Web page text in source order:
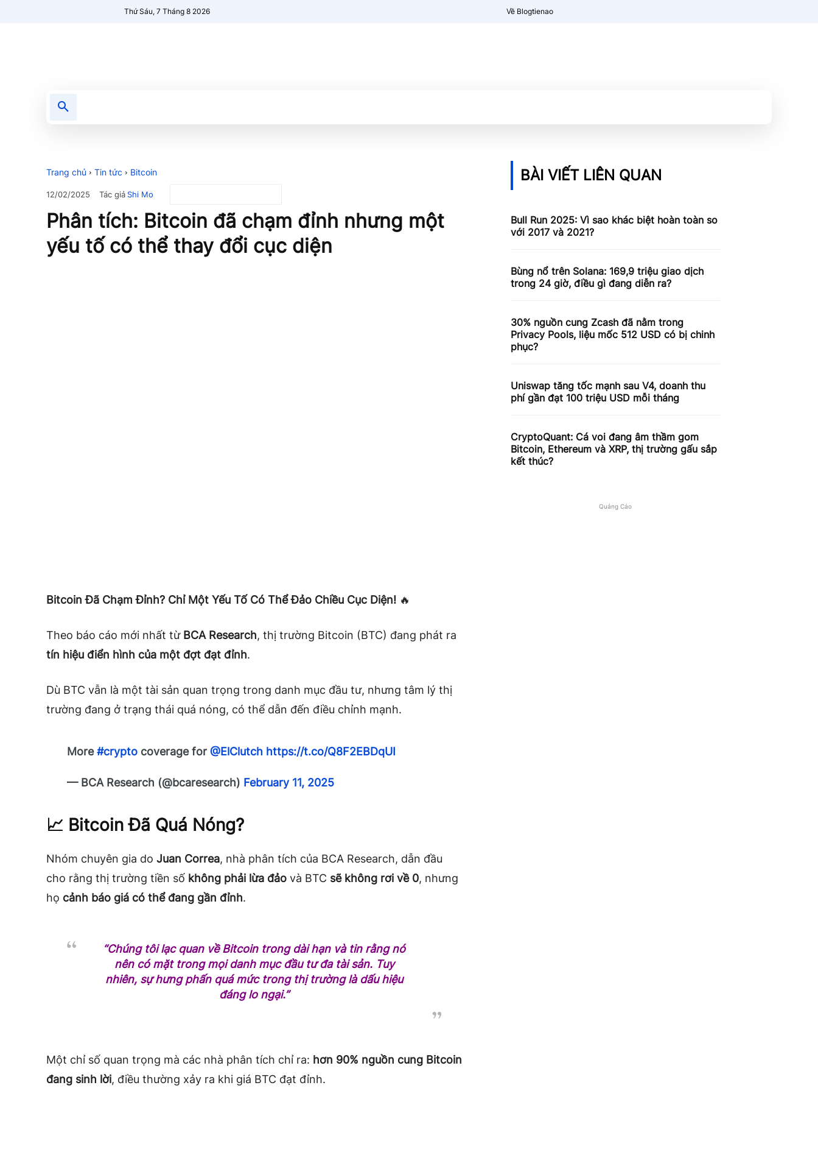
Thứ Sáu, 7 Tháng 8 2026 Về Blogtienao
Trang chủ Tin tức Bitcoin
12/02/2025 Tác giảShi Mo
Phân tích: Bitcoin đã chạm đỉnh nhưng một
yếu tố có thể thay đổi cục diện
Bitcoin Đã Chạm Đỉnh? Chỉ Một Yếu Tố Có Thể Đảo Chiều Cục Diện! 🔥
Theo báo cáo mới nhất từ BCA Research, thị trường Bitcoin (BTC) đang phát ra
tín hiệu điển hình của một đợt đạt đỉnh.
Dù BTC vẫn là một tài sản quan trọng trong danh mục đầu tư, nhưng tâm lý thị
trường đang ở trạng thái quá nóng, có thể dẫn đến điều chỉnh mạnh.
More#crypto coverage for @ElClutch https://t.co/Q8F2EBDqUI
— BCA Research (@bcaresearch) February 11, 2025
📈 Bitcoin Đã Quá Nóng?
Nhóm chuyên gia do Juan Correa, nhà phân tích của BCA Research, dẫn đầu
cho rằng thị trường tiền số không phải lừa đảo và BTC sẽ không rơi về 0, nhưng
họ cảnh báo giá có thể đang gần đỉnh.
“Chúng tôi lạc quan về Bitcoin trong dài hạn và tin rằng nó
nên có mặt trong mọi danh mục đầu tư đa tài sản. Tuy
nhiên, sự hưng phấn quá mức trong thị trường là dấu hiệu
đáng lo ngại.”
Một chỉ số quan trọng mà các nhà phân tích chỉ ra: hơn 90% nguồn cung Bitcoin
đang sinh lời, điều thường xảy ra khi giá BTC đạt đỉnh.
BÀI VIẾT LIÊN QUAN
Bull Run 2025: Vì sao khác biệt hoàn toàn so
với 2017 và 2021?
Bùng nổ trên Solana: 169,9 triệu giao dịch
trong 24 giờ, điều gì đang diễn ra?
30% nguồn cung Zcash đã nằm trong
Privacy Pools, liệu mốc 512 USD có bị chinh
phục?
Uniswap tăng tốc mạnh sau V4, doanh thu
phí gần đạt 100 triệu USD mỗi tháng
CryptoQuant: Cá voi đang âm thầm gom
Bitcoin, Ethereum và XRP, thị trường gấu sắp
kết thúc?
Quảng Cáo